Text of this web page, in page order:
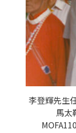
李登輝先生
馬太